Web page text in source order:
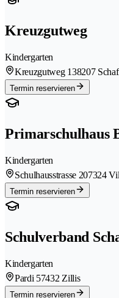
Kreuzgutweg
Kindergarten
Kreuzgutweg 138207
Termin reservieren
Primarschulhaus
Kindergarten
Schulhausstrasse 207324
Termin reservieren
Schulverband
Kindergarten
Pardi 57432 Zillis
Termin reservieren